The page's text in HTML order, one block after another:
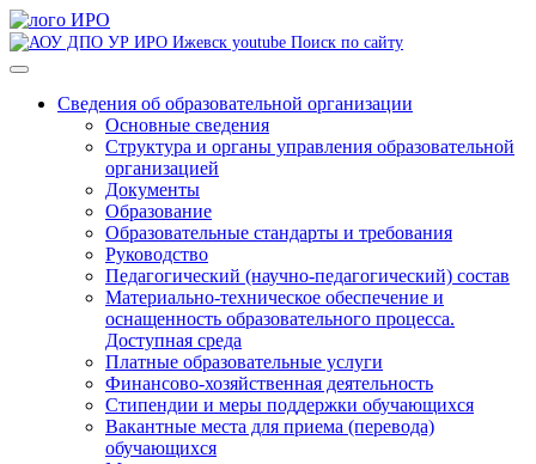
Поиск по сайту
Сведения об образовательной организации
Основные сведения
Структура и органы управления образовательной
организацией
Документы
Образование
Образовательные стандарты и требования
Руководство
Педагогический (научно-педагогический) состав
Материально-техническое обеспечение и
оснащенность образовательного процесса.
Доступная среда
Платные образовательные услуги
Финансово-хозяйственная деятельность
Стипендии и меры поддержки обучающихся
Вакантные места для приема (перевода)
обучающихся